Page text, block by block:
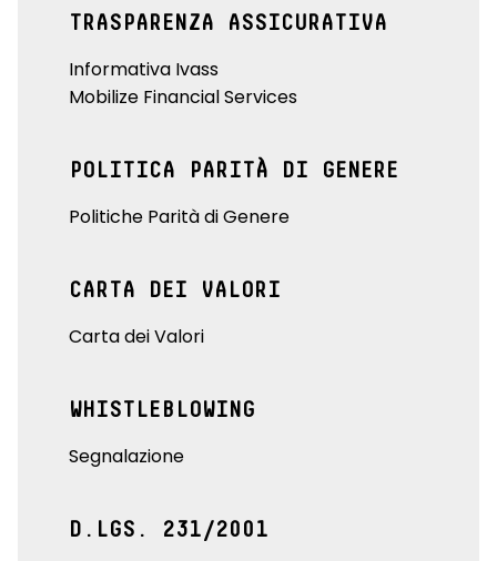
TRASPARENZA ASSICURATIVA
Informativa Ivass
Mobilize Financial Services
POLITICA PARITÀ DI GENERE
Politiche Parità di Genere
CARTA DEI VALORI
Carta dei Valori
WHISTLEBLOWING
Segnalazione
D.LGS. 231/2001